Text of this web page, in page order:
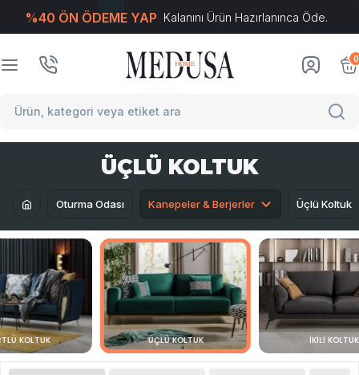
%40 ÖN ÖDEME YAP Kalanını Ürün Hazırlanınca Öde.
0
ÜÇLÜ KOLTUK
Oturma Odası Kanepeler & Berjerler Üçlü Koltuk
KOLTUK ÜÇLÜ KOLTUK İKILI KOLTUK
T-Soft E-Ticaret Sistemleriyle Hazırlanmıştır.